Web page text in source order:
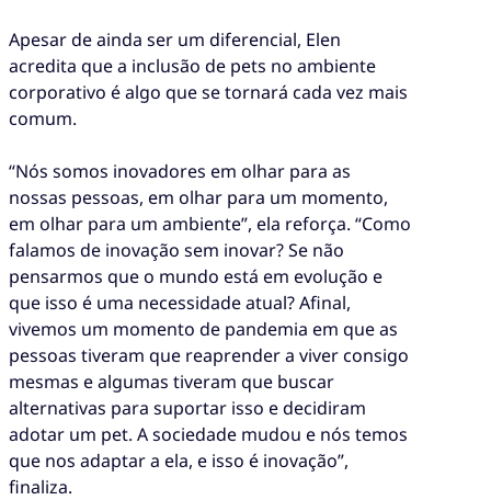
Apesar de ainda ser um diferencial, Elen
acredita que a inclusão de pets no ambiente
corporativo é algo que se tornará cada vez mais
comum.
“Nós somos inovadores em olhar para as
nossas pessoas, em olhar para um momento,
em olhar para um ambiente”, ela reforça. “Como
falamos de inovação sem inovar? Se não
pensarmos que o mundo está em evolução e
que isso é uma necessidade atual? Afinal,
vivemos um momento de pandemia em que as
pessoas tiveram que reaprender a viver consigo
mesmas e algumas tiveram que buscar
alternativas para suportar isso e decidiram
adotar um pet. A sociedade mudou e nós temos
que nos adaptar a ela, e isso é inovação”,
finaliza.